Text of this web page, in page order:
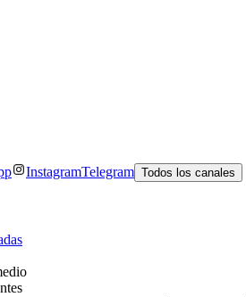
InstagramTelegram Todos los canales